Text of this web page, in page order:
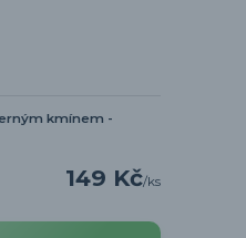
kmínem -
149 Kč/ks